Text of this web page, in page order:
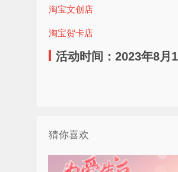
淘宝文创店
淘宝贺卡店
活动时间：2023年8月
猜你喜欢